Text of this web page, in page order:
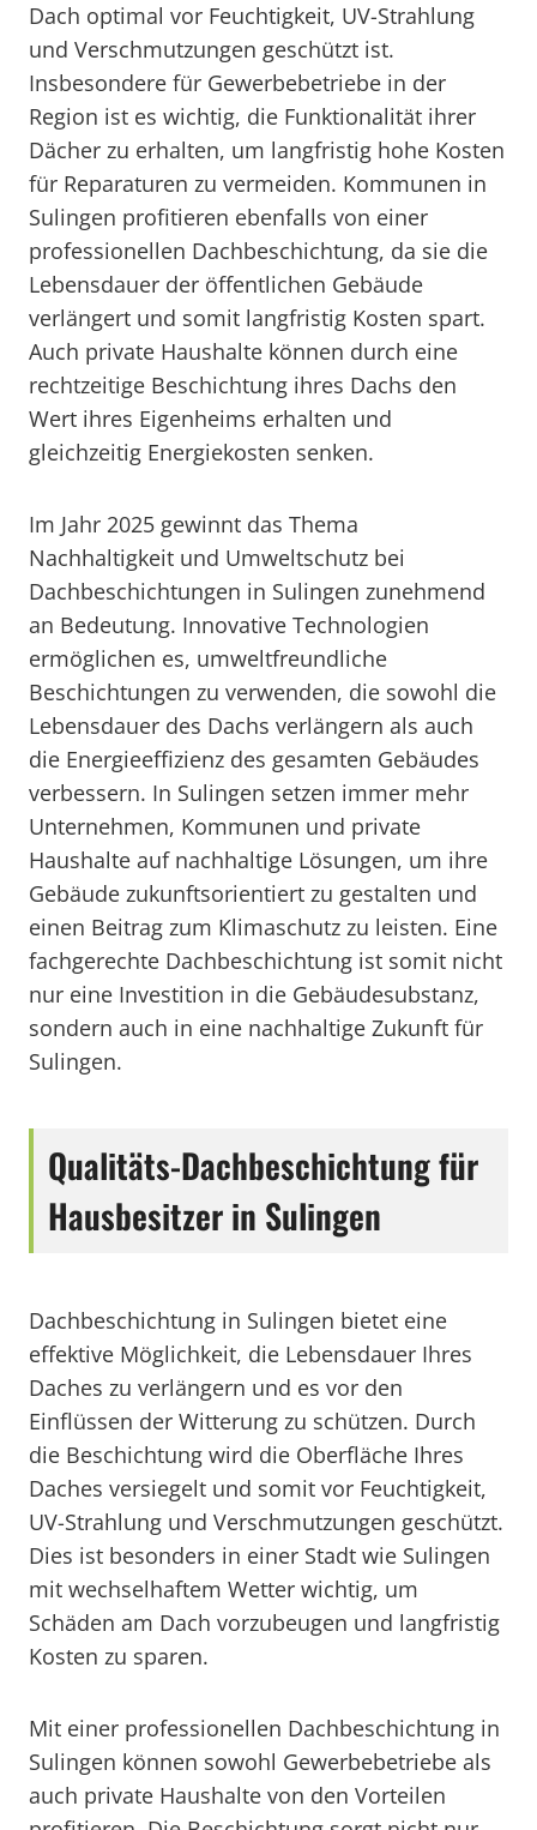
Dach optimal vor Feuchtigkeit, UV-Strahlung
und Verschmutzungen geschützt ist.
Insbesondere für Gewerbebetriebe in der
Region ist es wichtig, die Funktionalität ihrer
Dächer zu erhalten, um langfristig hohe Kosten
für Reparaturen zu vermeiden. Kommunen in
Sulingen profitieren ebenfalls von einer
professionellen Dachbeschichtung, da sie die
Lebensdauer der öffentlichen Gebäude
verlängert und somit langfristig Kosten spart.
Auch private Haushalte können durch eine
rechtzeitige Beschichtung ihres Dachs den
Wert ihres Eigenheims erhalten und
gleichzeitig Energiekosten senken.
Im Jahr 2025 gewinnt das Thema
Nachhaltigkeit und Umweltschutz bei
Dachbeschichtungen in Sulingen zunehmend
an Bedeutung. Innovative Technologien
ermöglichen es, umweltfreundliche
Beschichtungen zu verwenden, die sowohl die
Lebensdauer des Dachs verlängern als auch
die Energieeffizienz des gesamten Gebäudes
verbessern. In Sulingen setzen immer mehr
Unternehmen, Kommunen und private
Haushalte auf nachhaltige Lösungen, um ihre
Gebäude zukunftsorientiert zu gestalten und
einen Beitrag zum Klimaschutz zu leisten. Eine
fachgerechte Dachbeschichtung ist somit nicht
nur eine Investition in die Gebäudesubstanz,
sondern auch in eine nachhaltige Zukunft für
Sulingen.
Qualitäts-Dachbeschichtung für
Hausbesitzer in Sulingen
Dachbeschichtung in Sulingen bietet eine
effektive Möglichkeit, die Lebensdauer Ihres
Daches zu verlängern und es vor den
Einflüssen der Witterung zu schützen. Durch
die Beschichtung wird die Oberfläche Ihres
Daches versiegelt und somit vor Feuchtigkeit,
UV-Strahlung und Verschmutzungen geschützt.
Dies ist besonders in einer Stadt wie Sulingen
mit wechselhaftem Wetter wichtig, um
Schäden am Dach vorzubeugen und langfristig
Kosten zu sparen.
Mit einer professionellen Dachbeschichtung in
Sulingen können sowohl Gewerbebetriebe als
auch private Haushalte von den Vorteilen